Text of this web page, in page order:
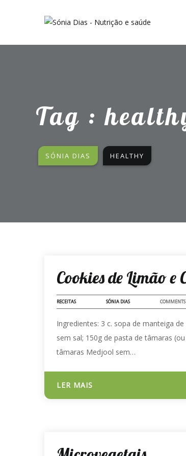
Tag :
SÓNIA DIAS HEALTHY
Cookies de Limão e
RECEITAS SÓNIA DIAS COMMENTS
Ingredientes: 3 c. sopa de manteiga
sem sal; 150g de pasta de tâmaras
tâmaras Medjool sem…
LER MAIS